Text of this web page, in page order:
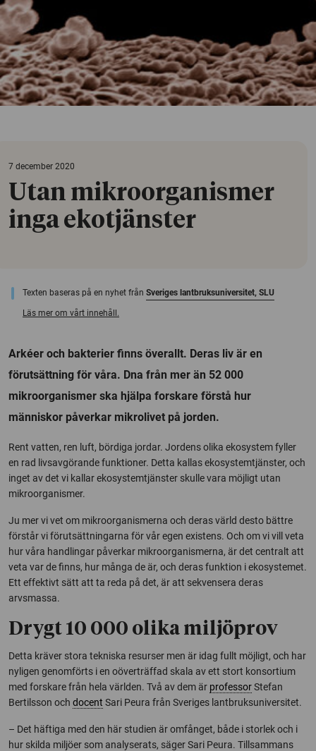
7 december 2020
Utan mikroorganismer
inga ekotjänster
Texten baseras på en nyhet från Sveriges lantbruksuniversitet, SLU
Läs mer om vårt innehåll.
Arkéer och bakterier finns överallt. Deras liv är en
förutsättning för våra. Dna från mer än 52 000
mikroorganismer ska hjälpa forskare förstå hur
människor påverkar mikrolivet på jorden.
Rent vatten, ren luft, bördiga jordar. Jordens olika ekosystem fyller
en rad livsavgörande funktioner. Detta kallas ekosystemtjänster, och
inget av det vi kallar ekosystemtjänster skulle vara möjligt utan
mikroorganismer.
Ju mer vi vet om mikroorganismerna och deras värld desto bättre
förstår vi förutsättningarna för vår egen existens. Och om vi vill veta
hur våra handlingar påverkar mikroorganismerna, är det centralt att
veta var de finns, hur många de är, och deras funktion i ekosystemet.
Ett effektivt sätt att ta reda på det, är att sekvensera deras
arvsmassa.
Drygt 10 000 olika miljöprov
Detta kräver stora tekniska resurser men är idag fullt möjligt, och har
nyligen genomförts i en oöverträffad skala av ett stort konsortium
med forskare från hela världen. Två av dem är professorStefan
Bertilsson och docent Sari Peura från Sveriges lantbruksuniversitet.
– Det häftiga med den här studien är omfånget, både i storlek och i
hur skilda miljöer som analyserats, säger Sari Peura. Tillsammans